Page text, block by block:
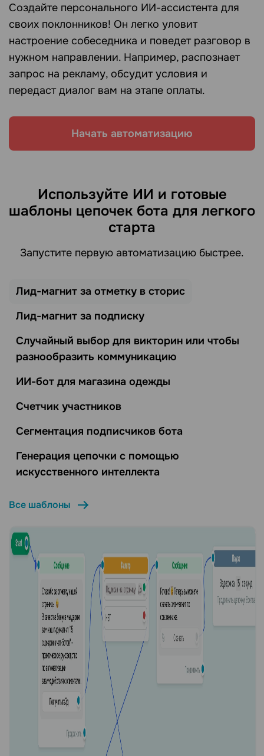
Создайте персонального ИИ-ассистента для
своих поклонников! Он легко уловит
настроение собеседника и поведет разговор в
нужном направлении. Например, распознает
запрос на рекламу, обсудит условия и
передаст диалог вам на этапе оплаты.
Начать автоматизацию
Используйте ИИ и готовые
шаблоны цепочек бота для легкого
старта
Запустите первую автоматизацию быстрее.
Лид-магнит за отметку в сторис
Лид-магнит за подписку
Случайный выбор для викторин или чтобы
разнообразить коммуникацию
ИИ-бот для магазина одежды
Счетчик участников
Сегментация подписчиков бота
Генерация цепочки с помощью
искусственного интеллекта
Все шаблоны